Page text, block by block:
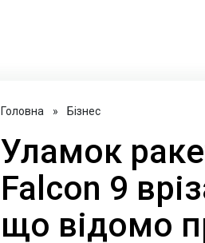
Головна » Бізнес
Уламок
Falcon 9
що відомо